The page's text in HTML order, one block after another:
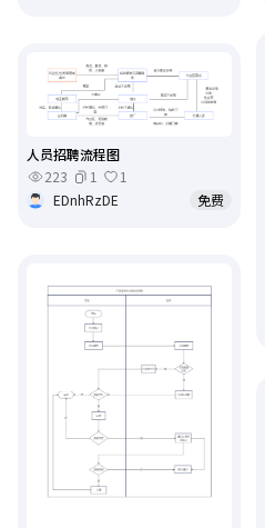
人员招聘流程图
223
1
1
EDnhRzDE
免费